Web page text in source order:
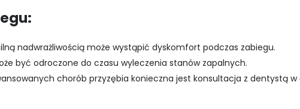
nadwrażliwością może wystąpić dyskomfort podczas zabiegu.
być odroczone do czasu wyleczenia stanów zapalnych.
chorób przyzębia konieczna jest konsultacja z dentystą w